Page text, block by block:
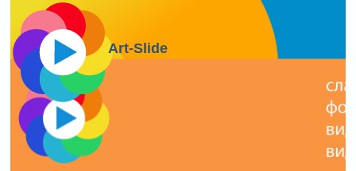
Art-Slide